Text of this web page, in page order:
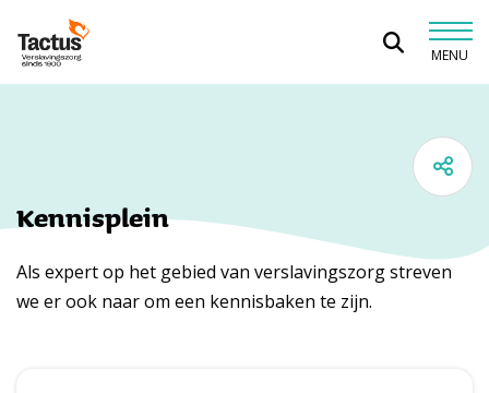
Spring naar content
Tactus Verslavingszorg
MENU
Kennisplein
Als expert op het gebied van verslavingszorg streven
we er ook naar om een kennisbaken te zijn.